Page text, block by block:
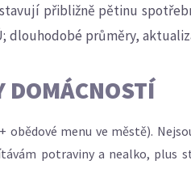
přibližně pětinu
průměry,
DOMÁCNOSTÍ
obědové menu ve městě).
potraviny a nealko, plus